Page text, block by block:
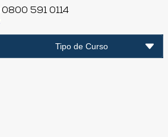
0800 591 0114